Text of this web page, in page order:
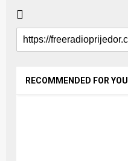
RECOMMENDED FOR YOU